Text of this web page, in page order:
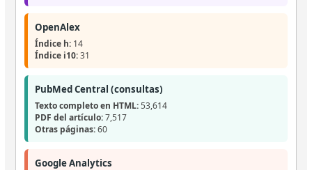
OpenAlex
Índice h:14
Índice i10:31
PubMed Central (consultas)
Texto completo en HTML:53,614
PDF del artículo:7,517
Otras páginas:60
Google Analytics